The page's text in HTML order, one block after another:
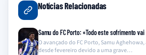
Notícias Relacionadas
Samu do FC Porto: «Todo este sofrimento
O avançado do FC Porto, Samu
desde fevereiro devido a uma grave…